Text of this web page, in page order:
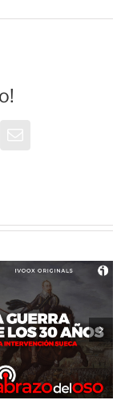
El Abrazo
del Oso.
Dinosaurios
Live Stream